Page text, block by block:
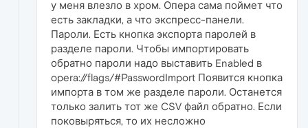
у меня влезло в хром. Опера сама поймет что
есть закладки, а что экспресс-панели.
Пароли. Есть кнопка экспорта паролей в
разделе пароли. Чтобы импортировать
обратно пароли надо выставить Enabled в
opera://flags/#PasswordImport Появится кнопка
импорта в том же разделе пароли. Останется
только залить тот же CSV файл обратно. Если
поковыряться, то их несложно